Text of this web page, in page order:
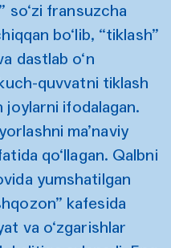
so‘zi fransuzcha
bo‘lib, “tiklash”
dastlab o‘n
quvvatni tiklash
joylarni ifodalagan.
ma’naviy
qo‘llagan. Qalbni
yumshatilgan
kafesida
va o‘zgarishlar